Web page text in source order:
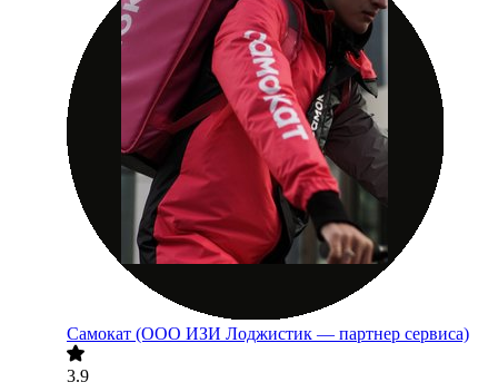
Самокат (ООО ИЗИ Лоджистик — партнер сервиса)
3.9